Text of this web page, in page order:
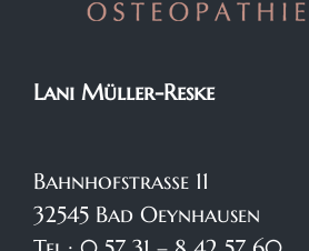
Lani Müller-Reske
Bahnhofstraße 11
32545 Bad Oeynhausen